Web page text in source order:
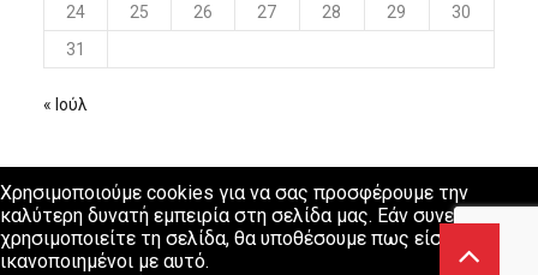
24
25 26 27 28 29
30
31
« Ιούλ
Χρησιμοποιούμε cookies για να σας προσφέρουμε την
καλύτερη δυνατή εμπειρία στη σελίδα μας. Εάν συνεχίσετε να
χρησιμοποιείτε τη σελίδα, θα υποθέσουμε πως είστε
ικανοποιημένοι με αυτό.